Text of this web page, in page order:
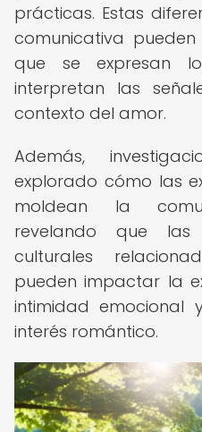
prácticas. Estas
comunicativa
que se expresan
interpretan las
contexto del amor.
Además,
explorado cómo las
moldean la
revelando que
culturales
pueden impactar la
intimidad emocional
interés romántico.